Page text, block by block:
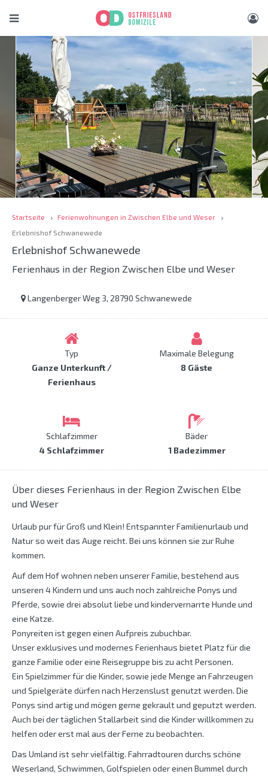
Startseite
Ferienwohnungen in Zwischen Elbe und Weser
Erlebnishof Schwanewede
Erlebnishof Schwanewede
Ferienhaus in der Region Zwischen Elbe und Weser
Langenberger Weg 3, 28790 Schwanewede
Typ
Ganze Unterkunft /
Ferienhaus
Maximale Belegung
8 Gäste
Schlafzimmer
4 Schlafzimmer
Bäder
1 Badezimmer
Über dieses Ferienhaus in der Region Zwischen Elbe
und Weser
Urlaub pur für Groß und Klein! Entspannter Familienurlaub und
Natur so weit das Auge reicht. Bei uns können sie zur Ruhe
kommen.
Auf dem Hof wohnen neben unserer Familie, bestehend aus
unseren 4 Kindern und uns auch noch zahlreiche Ponys und
Pferde, sowie drei absolut liebe und kindervernarrte Hunde und
eine Katze.
Ponyreiten ist gegen einen Aufpreis zubuchbar.
Unser exklusives und modernes Ferienhaus bietet Platz für die
ganze Familie oder eine Reisegruppe bis zu acht Personen.
Ein Spielzimmer für die Kinder, sowie jede Menge an Fahrzeugen
und Spielgeräte dürfen nach Herzenslust genutzt werden. Die
Ponys sind artig und mögen gerne gekrault und geputzt werden.
Auch bei der täglichen Stallarbeit sind die Kinder willkommen zu
helfen oder erst mal aus der Ferne zu beobachten.
Das Umland ist sehr vielfältig. Fahrradtouren durchs schöne
Weserland, Schwimmen, Golfspielen oder einen Bummel durch